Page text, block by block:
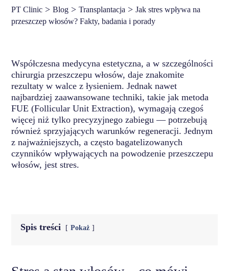
PT Clinic >Blog >Transplantacja >Jak stres wpływa na
przeszczep włosów? Fakty, badania i porady
Współczesna medycyna estetyczna, a w szczególności
chirurgia przeszczepu włosów, daje znakomite
rezultaty w walce z łysieniem. Jednak nawet
najbardziej zaawansowane techniki, takie jak metoda
FUE (Follicular Unit Extraction), wymagają czegoś
więcej niż tylko precyzyjnego zabiegu — potrzebują
również sprzyjających warunków regeneracji. Jednym
z najważniejszych, a często bagatelizowanych
czynników wpływających na powodzenie przeszczepu
włosów, jest stres.
Spis treści Pokaż